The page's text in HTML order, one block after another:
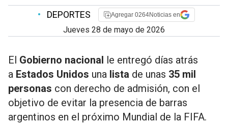
• DEPORTES Agregar 0264Noticias en
jueves 28 de mayo de 2026
El Gobierno nacional le entregó días atrás
a Estados Unidos una lista de unas 35 mil
personas con derecho de admisión, con el
objetivo de evitar la presencia de barras
argentinos en el próximo Mundial de la FIFA.